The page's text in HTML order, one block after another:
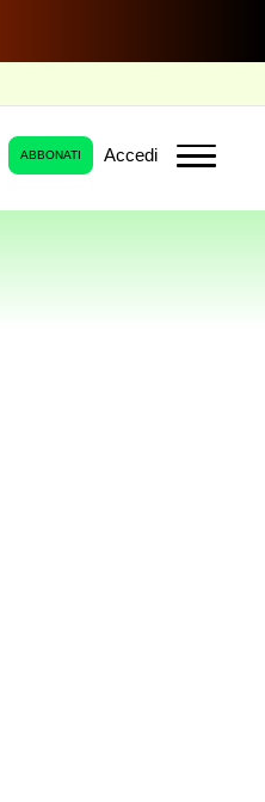
ABBONATI Accedi